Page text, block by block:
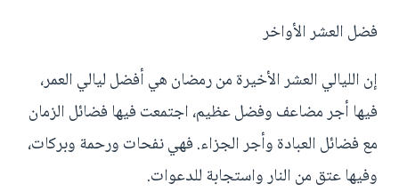
فضل العشر الأواخر
إن الليالي العشر الأخيرة من رمضان هي أفضل ليالي العمر،
فيها أجر مضاعف وفضل عظيم، اجتمعت فيها فضائل الزمان
مع فضائل العبادة وأجر الجزاء. فهي نفحات ورحمة وبركات،
وفيها عتق من النار واستجابة للدعوات.